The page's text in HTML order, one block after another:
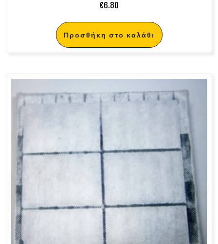
€6.80
Προσθήκη στο καλάθι